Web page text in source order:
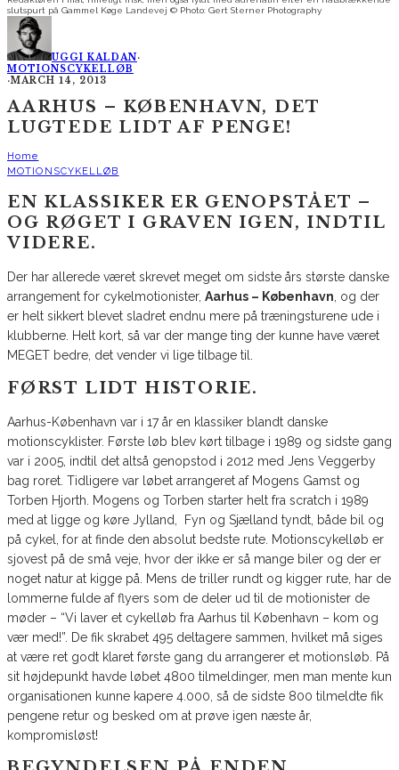
slutspurt på Gammel Køge Landevej © Photo: Gert Sterner Photography
UGGI KALDAN·
MOTIONSCYKELLØB
·MARCH 14, 2013
AARHUS – KØBENHAVN, DET
LUGTEDE LIDT AF PENGE!
Home
MOTIONSCYKELLØB
EN KLASSIKER ER GENOPSTÅET –
OG RØGET I GRAVEN IGEN, INDTIL
VIDERE.
Der har allerede været skrevet meget om sidste års største danske
arrangement for cykelmotionister, Aarhus – København , og der
er helt sikkert blevet sladret endnu mere på træningsturene ude i
klubberne. Helt kort, så var der mange ting der kunne have været
MEGET bedre, det vender vi lige tilbage til.
FØRST LIDT HISTORIE.
Aarhus-København var i 17 år en klassiker blandt danske
motionscyklister. Første løb blev kørt tilbage i 1989 og sidste gang
var i 2005, indtil det altså genopstod i 2012 med Jens Veggerby
bag roret. Tidligere var løbet arrangeret af Mogens Gamst og
Torben Hjorth. Mogens og Torben starter helt fra scratch i 1989
med at ligge og køre Jylland, Fyn og Sjælland tyndt, både bil og
på cykel, for at finde den absolut bedste rute. Motionscykelløb er
sjovest på de små veje, hvor der ikke er så mange biler og der er
noget natur at kigge på. Mens de triller rundt og kigger rute, har de
lommerne fulde af flyers som de deler ud til de motionister de
møder – “Vi laver et cykelløb fra Aarhus til København – kom og
vær med!”. De fik skrabet 495 deltagere sammen, hvilket må siges
at være ret godt klaret første gang du arrangerer et motionsløb. På
sit højdepunkt havde løbet 4800 tilmeldinger, men man mente kun
organisationen kunne kapere 4.000, så de sidste 800 tilmeldte fik
pengene retur og besked om at prøve igen næste år,
kompromisløst!